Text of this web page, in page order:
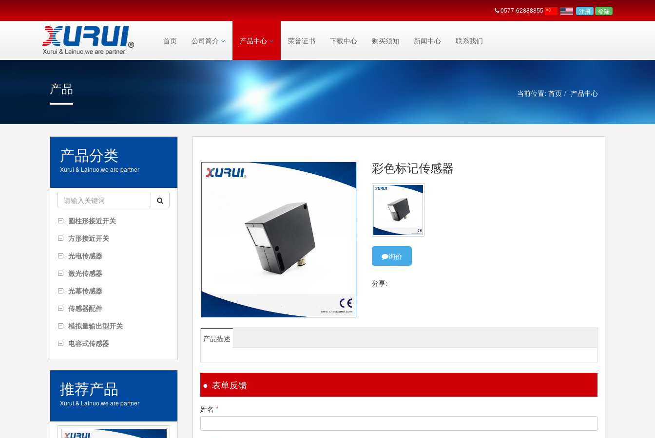
0577-62888855 注册 登陆
首页 公司简介 产品中心 荣誉证书 下载中心 购买须知 新闻中心 联系我们
产品 首页 产品中心
产品分类
Xurui & Lainuo,we are partner
圆柱形接近开关
方形接近开关
光电传感器
激光传感器
光幕传感器
传感器配件
模拟量输出型开关
电容式传感器
推荐产品
Xurui & Lainuo,we are partner
彩色标记传感器
询价
分享:
产品描述
表单反馈
姓名 *